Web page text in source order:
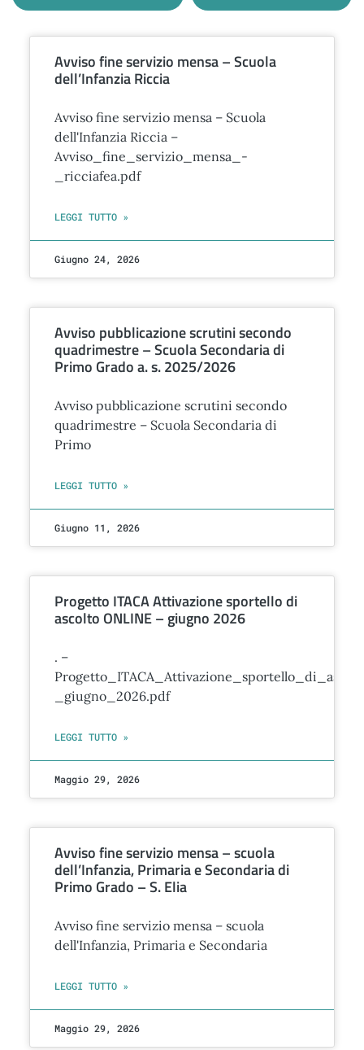
Avviso fine servizio mensa – Scuola
dell’Infanzia Riccia
Avviso fine servizio mensa – Scuola
dell'Infanzia Riccia –
Avviso_fine_servizio_mensa_-
_ricciafea.pdf
LEGGI TUTTO »
Giugno 24, 2026
Avviso pubblicazione scrutini secondo
quadrimestre – Scuola Secondaria di
Primo Grado a. s. 2025/2026
Avviso pubblicazione scrutini secondo
quadrimestre – Scuola Secondaria di
Primo
LEGGI TUTTO »
Giugno 11, 2026
Progetto ITACA Attivazione sportello di
ascolto ONLINE – giugno 2026
. –
_giugno_2026.pdf
LEGGI TUTTO »
Maggio 29, 2026
Avviso fine servizio mensa – scuola
dell’Infanzia, Primaria e Secondaria di
Primo Grado – S. Elia
Avviso fine servizio mensa – scuola
dell'Infanzia, Primaria e Secondaria
LEGGI TUTTO »
Maggio 29, 2026